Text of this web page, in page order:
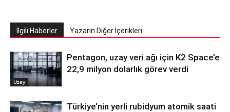
İlgili Haberler Yazarın Diğer İçerikleri
Uzay
Pentagon, uzay veri ağı için K2 Space’e
22,9 milyon dolarlık görev verdi
Türkiye’nin yerli rubidyum atomik saati